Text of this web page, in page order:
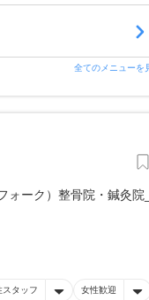
全てのメニューを
スタッフ 女性歓迎